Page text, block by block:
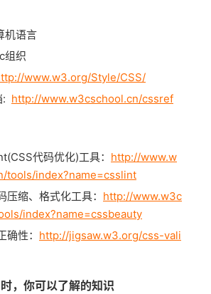
语言
织
www.w3.org/Style/CSS/
: http://www.w3cschool.cn/cssref
代码优化)工具： http://www.w
tools/index?name=csslint
压缩、格式化工具： http://www.w3c
index?name=cssbeauty
性： http://jigsaw.w3.org/css-vali
，你可以了解的知识